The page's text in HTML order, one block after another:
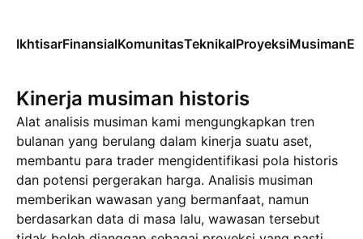
IkhtisarFinansialKomunitasTeknikalProyeksiMusiman
Kinerja musiman historis
Alat analisis musiman kami mengungkapkan tren
bulanan yang berulang dalam kinerja suatu aset,
membantu para trader mengidentifikasi pola historis
dan potensi pergerakan harga. Analisis musiman
memberikan wawasan yang bermanfaat, namun
berdasarkan data di masa lalu, wawasan tersebut